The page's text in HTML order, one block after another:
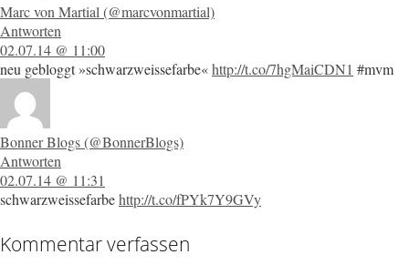
Marc von Martial (@marcvonmartial)
Antworten
02.07.14 @ 11:00
neu gebloggt »schwarzweissefarbe«http://t.co/7hgMaiCDN1 #mvm
Bonner Blogs (@BonnerBlogs)
Antworten
02.07.14 @ 11:31
schwarzweissefarbehttp://t.co/fPYk7Y9GVy
Kommentar verfassen